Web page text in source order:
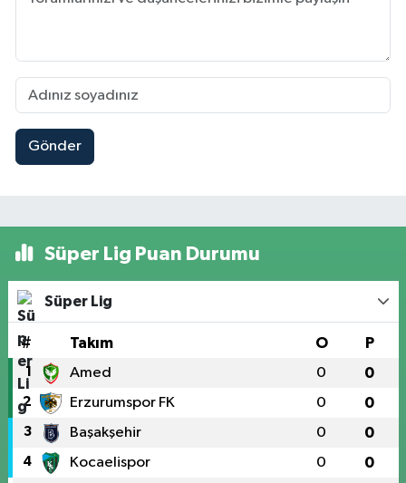
Gönder
Süper Lig Puan Durumu
Süper Lig
# Takım O P
1 Amed 0 0
2 Erzurumspor FK 0 0
3 Başakşehir 0 0
4 Kocaelispor 0 0